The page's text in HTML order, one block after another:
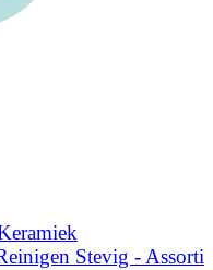
Stevig - Assorti